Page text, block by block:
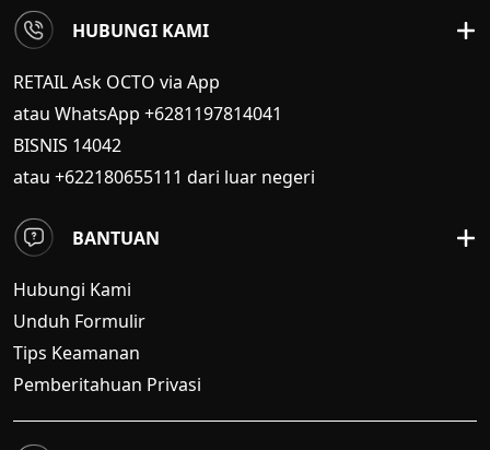
HUBUNGI KAMI
RETAIL Ask OCTO via App
atau WhatsApp +6281197814041
BISNIS 14042
atau +622180655111 dari luar negeri
BANTUAN
Hubungi Kami
Unduh Formulir
Tips Keamanan
Pemberitahuan Privasi